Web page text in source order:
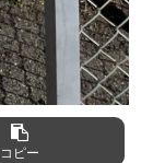
コピー